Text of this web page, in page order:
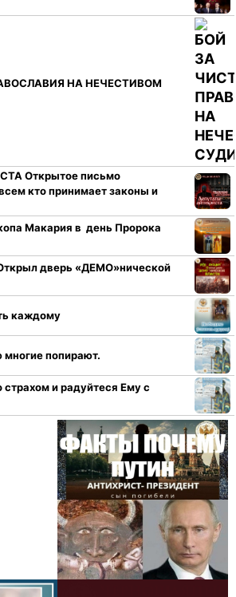
НА НЕЧЕСТИВОМ
Открытое письмо
кто принимает законы и
Макария в день Пророка
дверь «ДЕМО»нической
каждому
попирают.
страхом и радуйтеся Ему с